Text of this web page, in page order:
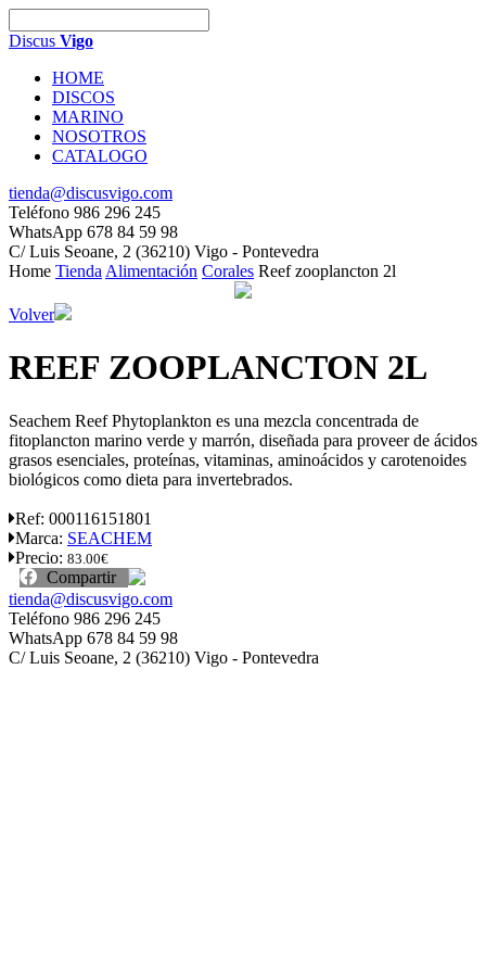
Discus Vigo
HOME
DISCOS
MARINO
NOSOTROS
CATALOGO
tienda@discusvigo.com
Teléfono 986 296 245
WhatsApp 678 84 59 98
C/ Luis Seoane, 2 (36210) Vigo - Pontevedra
Home Tienda Alimentación Corales Reef zooplancton 2l
Volver
REEF ZOOPLANCTON 2L
Seachem Reef Phytoplankton es una mezcla concentrada de
fitoplancton marino verde y marrón, diseñada para proveer de ácidos
grasos esenciales, proteínas, vitaminas, aminoácidos y carotenoides
biológicos como dieta para invertebrados.
Ref: 000116151801
Marca: SEACHEM
Precio: 83.00€
Compartir
tienda@discusvigo.com
Teléfono 986 296 245
WhatsApp 678 84 59 98
C/ Luis Seoane, 2 (36210) Vigo - Pontevedra